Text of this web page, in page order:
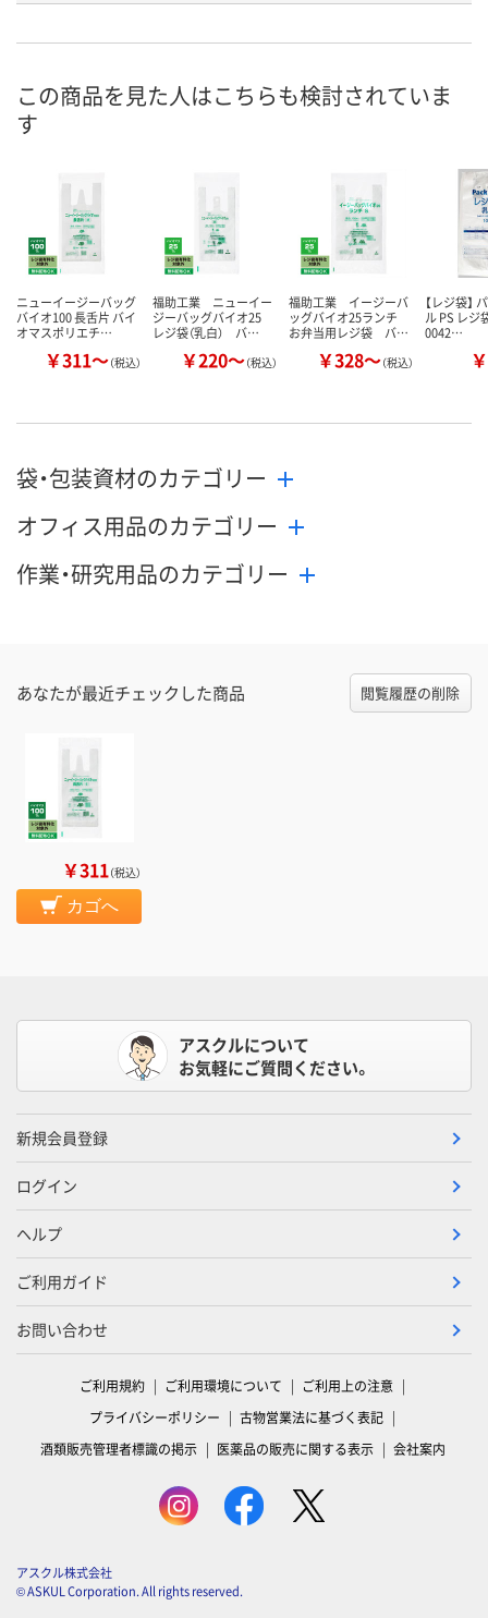
8月11日（火）
カ
この商品を見た人はこちらも検討されていま
す
ニューイージーバッグ
バイオ100 長舌片 バイ
オマスポリエチ…
￥311～（税込）
福助工業 ニューイー
ジーバッグバイオ25
レジ袋（乳白） バ…
￥220～（税込）
福助工業 イージーバ
ッグバイオ25ランチ
お弁当用レジ袋 バ…
￥328～（税込）
【レジ袋】
ル PS レジ
0042…
袋・包装資材のカテゴリー
オフィス用品のカテゴリー
作業・研究用品のカテゴリー
あなたが最近チェックした商品 閲覧履歴の削除
￥311（税込）
カゴへ
アスクルについて
お気軽にご質問ください。
新規会員登録
ログイン
ヘルプ
ご利用ガイド
お問い合わせ
ご利用規約 ご利用環境について
ご利用上の注意
プライバシーポリシー
古物営業法に基づく表記
酒類販売管理者標識の掲示
医薬品の販売に関する表示 会社案内
アスクル株式会社
© ASKUL Corporation. All rights reserved.